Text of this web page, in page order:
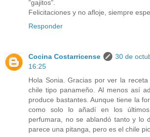
"gajitos".
Felicitaciones y no afloje, siempre
Responder
Cocina Costarricense
30 de
16:25
Hola Sonia. Gracias por ver la
chile tipo panameño. Al menos así
produce bastantes. Aunque tiene la
como solo lo añadí en los
perfumara, no se ablandó tanto y lo
parece una pitanga, pero es el chile